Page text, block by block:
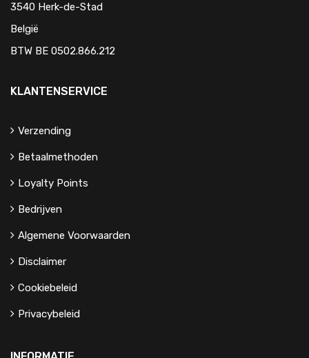
3540 Herk-de-Stad
België
BTW BE 0502.866.212
KLANTENSERVICE
Verzending
Betaalmethoden
Loyalty Points
Bedrijven
Algemene Voorwaarden
Disclaimer
Cookiebeleid
Privacybeleid